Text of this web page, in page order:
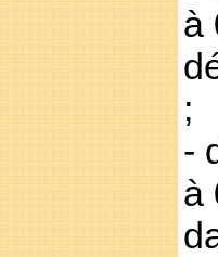
à
;
-
à